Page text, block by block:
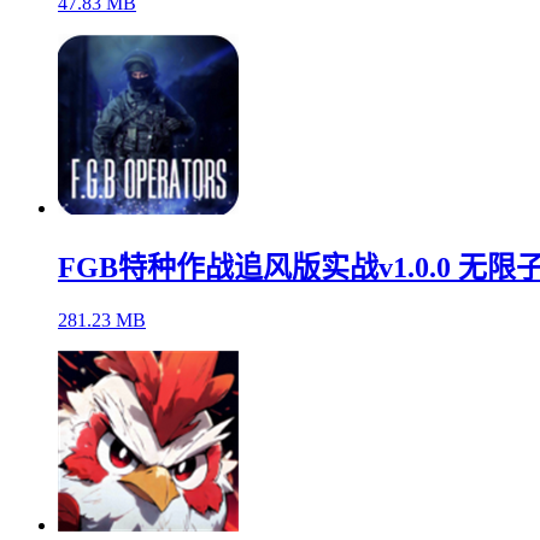
FGB特种作战追风版实战v1.0.0 无限
281.23 MB